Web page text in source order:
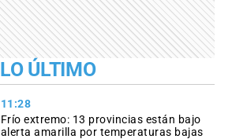
LO ÚLTIMO
11:28
Frío extremo: 13 provincias están bajo
alerta amarilla por temperaturas bajas